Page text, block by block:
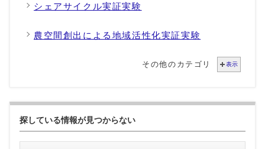
シェアサイクル実証実験
農空間創出による地域活性化実証実験
その他のカテゴリ 表示
探している情報が見つからない